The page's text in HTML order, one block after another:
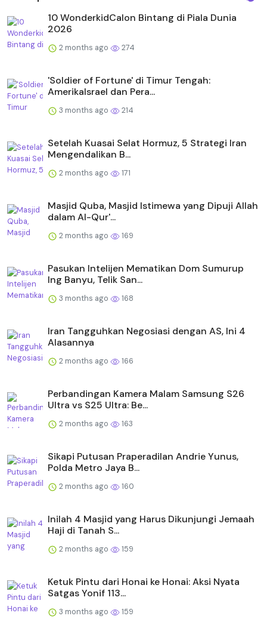
10 WonderkidCalon Bintang di Piala Dunia
2026
2 months ago 274
'Soldier of Fortune' di Timur Tengah:
AmerikaIsrael dan Pera...
3 months ago 214
Setelah Kuasai Selat Hormuz, 5 Strategi Iran
Mengendalikan B...
2 months ago 171
Masjid Quba, Masjid Istimewa yang Dipuji Allah
dalam Al-Qur'...
2 months ago 169
Pasukan Intelijen Mematikan Dom Sumurup
Ing Banyu, Telik San...
3 months ago 168
Iran Tangguhkan Negosiasi dengan AS, Ini 4
Alasannya
2 months ago 166
Perbandingan Kamera Malam Samsung S26
Ultra vs S25 Ultra: Be...
2 months ago 163
Sikapi Putusan Praperadilan Andrie Yunus,
Polda Metro Jaya B...
2 months ago 160
Inilah 4 Masjid yang Harus Dikunjungi Jemaah
Haji di Tanah S...
2 months ago 159
Ketuk Pintu dari Honai ke Honai: Aksi Nyata
Satgas Yonif 113...
3 months ago 159